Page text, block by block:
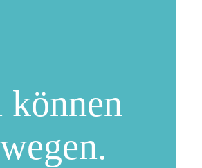
können